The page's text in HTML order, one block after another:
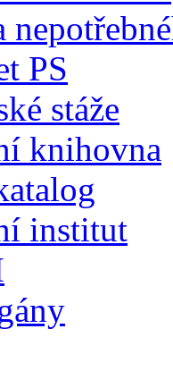
PS
stáže
knihovna
institut